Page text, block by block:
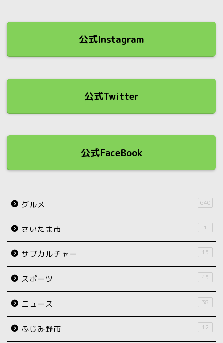
公式Instagram
公式Twitter
公式FaceBook
グルメ 640
さいたま市 1
サブカルチャー 15
スポーツ 45
ニュース 38
ふじみ野市 12